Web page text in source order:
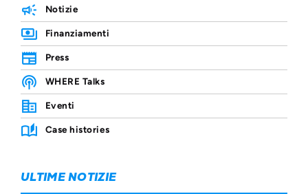
Notizie
Finanziamenti
Press
WHERE Talks
Eventi
Case histories
ULTIME NOTIZIE